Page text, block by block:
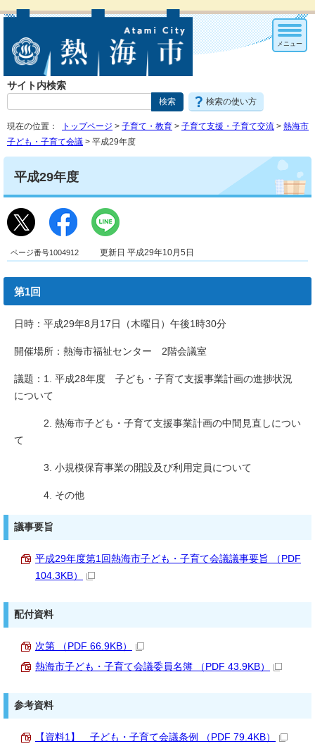
サイト内検索
検索の使い方
メニュー
現在の位置： トップページ > 子育て・教育 > 子育て支援・子育て交流 > 熱海市
子ども・子育て会議 > 平成29年度
平成29年度
ページ番号1004912 更新日 平成29年10月5日
第1回
日時：平成29年8月17日（木曜日）午後1時30分
開催場所：熱海市福祉センター 2階会議室
議題：1. 平成28年度 子ども・子育て支援事業計画の進捗状況
について
2. 熱海市子ども・子育て支援事業計画の中間見直しについ
て
3. 小規模保育事業の開設及び利用定員について
4. その他
議事要旨
平成29年度第1回熱海市子ども・子育て会議議事要旨 （PDF
104.3KB）
配付資料
次第 （PDF 66.9KB）
熱海市子ども・子育て会議委員名簿 （PDF 43.9KB）
参考資料
【資料1】 子ども・子育て会議条例 （PDF 79.4KB）